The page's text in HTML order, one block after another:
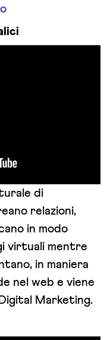
di
relazioni,
in modo
virtuali mentre
in maniera
nel web e viene
Marketing.